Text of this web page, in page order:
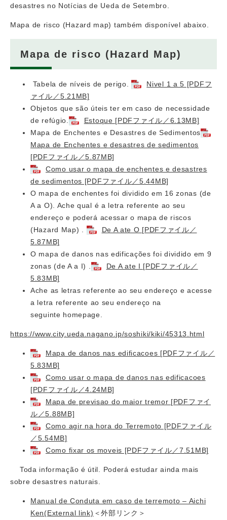
desastres no Notícias de Ueda de Setembro.
Mapa de risco (Hazard map) também disponível abaixo.
Mapa de risco (Hazard Map)
Tabela de níveis de perigo.
Nivel 1 a 5 [PDFフ
ァイル／5.21MB]
Objetos que são úteis ter em caso de necessidade
de refúgio.
Estoque [PDFファイル／6.13MB]
Mapa de Enchentes e Desastres de Sedimentos
Mapa de Enchentes e desastres de sedimentos
[PDFファイル／5.87MB]
Como usar o mapa de enchentes e desastres
de sedimentos [PDFファイル／5.44MB]
O mapa de enchentes foi dividido em 16 zonas (de
A a O). Ache qual é a letra referente ao seu
endereço e poderá acessar o mapa de riscos
(Hazard Map) .
De A ate O [PDFファイル／
5.87MB]
O mapa de danos nas edificações foi dividido em 9
zonas (de A a I) .
De A ate I [PDFファイル／
5.83MB]
Ache as letras referente ao seu endereço e acesse
a letra referente ao seu endereço na
seguinte homepage.
https://www.city.ueda.nagano.jp/soshiki/kiki/45313.html
Mapa de danos nas edificacoes [PDFファイル／
5.83MB]
Como usar o mapa de danos nas edificacoes
[PDFファイル／4.24MB]
Mapa de previsao do maior tremor [PDFファイ
ル／5.88MB]
Como agir na hora do Terremoto [PDFファイル
／5.54MB]
Como fixar os moveis [PDFファイル／7.51MB]
Toda informação é útil. Poderá estudar ainda mais
sobre desastres naturais.
Manual de Conduta em caso de terremoto – Aichi
Ken(External link) ＜外部リンク＞